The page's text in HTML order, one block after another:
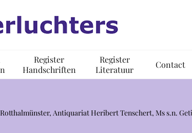
Register
Handschriften
Register
Literatuur
Contact
Rotthalmünster, Antiquariat Heribert Tenschert, Ms s.n.